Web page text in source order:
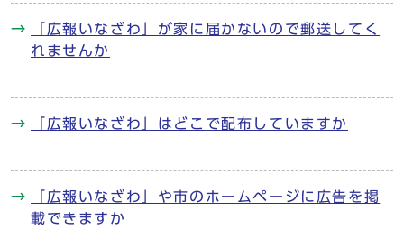
「広報いなざわ」が家に届かないので郵送してく
れませんか
「広報いなざわ」はどこで配布していますか
「広報いなざわ」や市のホームページに広告を掲
載できますか